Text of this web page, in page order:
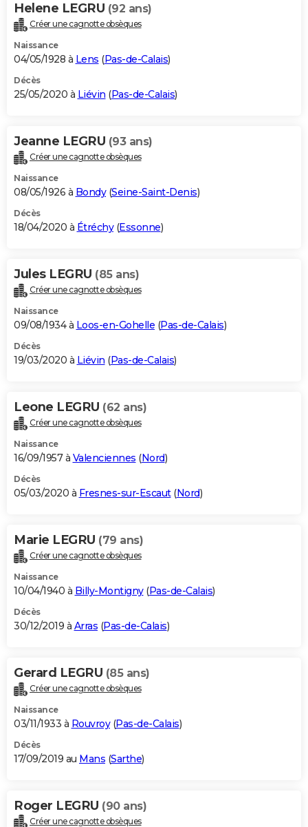
Helene LEGRU (92 ans)
Créer une cagnotte obsèques
Naissance
04/05/1928 à Lens (Pas-de-Calais)
Décès
25/05/2020 à Liévin (Pas-de-Calais)
Jeanne LEGRU (93 ans)
Créer une cagnotte obsèques
Naissance
08/05/1926 à Bondy(Seine-Saint-Denis)
Décès
18/04/2020 à Étréchy(Essonne)
Jules LEGRU (85 ans)
Créer une cagnotte obsèques
Naissance
09/08/1934 à Loos-en-Gohelle (Pas-de-Calais)
Décès
19/03/2020 à Liévin (Pas-de-Calais)
Leone LEGRU (62 ans)
Créer une cagnotte obsèques
Naissance
16/09/1957 à Valenciennes (Nord)
Décès
05/03/2020 à Fresnes-sur-Escaut(Nord)
Marie LEGRU (79 ans)
Créer une cagnotte obsèques
Naissance
10/04/1940 à Billy-Montigny(Pas-de-Calais)
Décès
30/12/2019 à Arras (Pas-de-Calais)
Gerard LEGRU (85 ans)
Créer une cagnotte obsèques
Naissance
03/11/1933 à Rouvroy(Pas-de-Calais)
Décès
17/09/2019 au Mans (Sarthe)
Roger LEGRU (90 ans)
Créer une cagnotte obsèques